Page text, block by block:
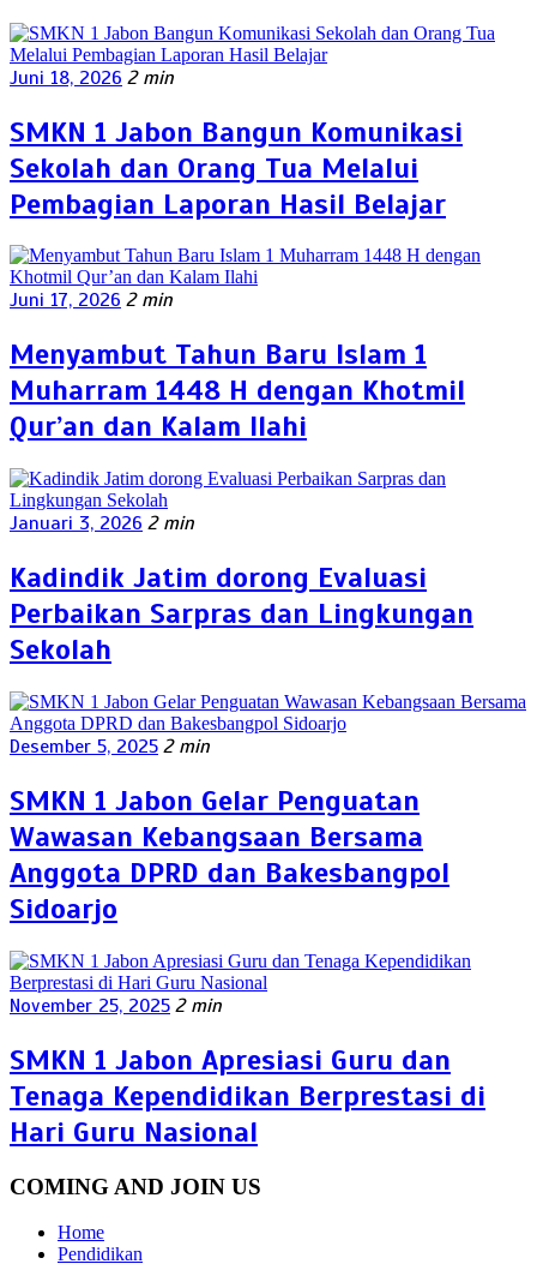
Juni 18, 2026 2 min
SMKN 1 Jabon Bangun Komunikasi
Sekolah dan Orang Tua Melalui
Pembagian Laporan Hasil Belajar
Juni 17, 2026 2 min
Menyambut Tahun Baru Islam 1
Muharram 1448 H dengan Khotmil
Qur’an dan Kalam Ilahi
Januari 3, 2026 2 min
Kadindik Jatim dorong Evaluasi
Perbaikan Sarpras dan Lingkungan
Sekolah
Desember 5, 2025 2 min
SMKN 1 Jabon Gelar Penguatan
Wawasan Kebangsaan Bersama
Anggota DPRD dan Bakesbangpol
Sidoarjo
November 25, 2025 2 min
SMKN 1 Jabon Apresiasi Guru dan
Tenaga Kependidikan Berprestasi di
Hari Guru Nasional
COMING AND JOIN US
Home
Pendidikan